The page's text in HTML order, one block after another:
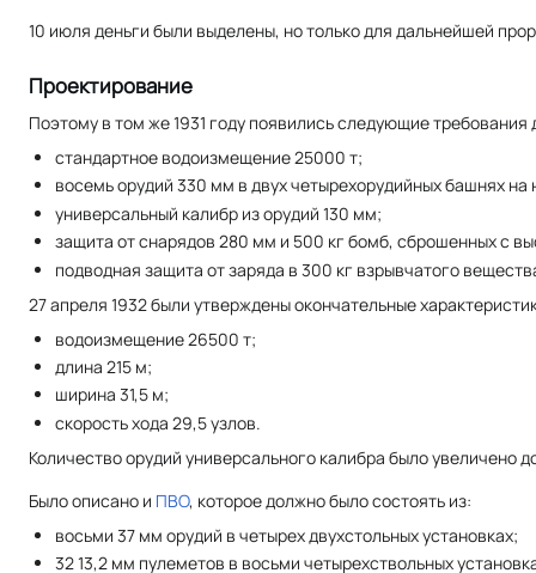
10 июля деньги были выделены, но только для дальнейшей
Проектирование
Поэтому в том же 1931 году появились следующие требования
стандартное водоизмещение 25000 т;
восемь орудий 330 мм в двух четырехорудийных башнях на
универсальный калибр из орудий 130 мм;
защита от снарядов 280 мм и 500 кг бомб, сброшенных с
подводная защита от заряда в 300 кг взрывчатого
27 апреля 1932 были утверждены окончательные
водоизмещение 26500 т;
длина 215 м;
ширина 31,5 м;
скорость хода 29,5 узлов.
Количество орудий универсального калибра было увеличено
Было описано и ПВО, которое должно было состоять из:
восьми 37 мм орудий в четырех двухстольных установках;
32 13,2 мм пулеметов в восьми четырехствольных